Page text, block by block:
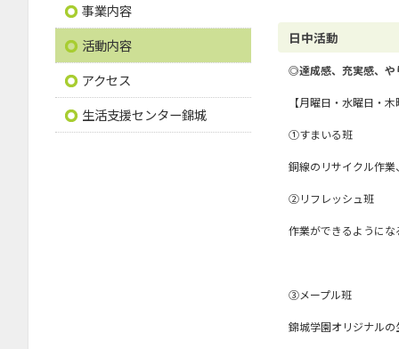
日中活動
◎達成感、充実感、や
【月曜日・水曜日・
①すまいる班
銅線のリサイクル作
②リフレッシュ班
作業ができるように
③メープル班
錦城学園オリジナル
事業内容
活動内容
アクセス
生活支援センター錦城